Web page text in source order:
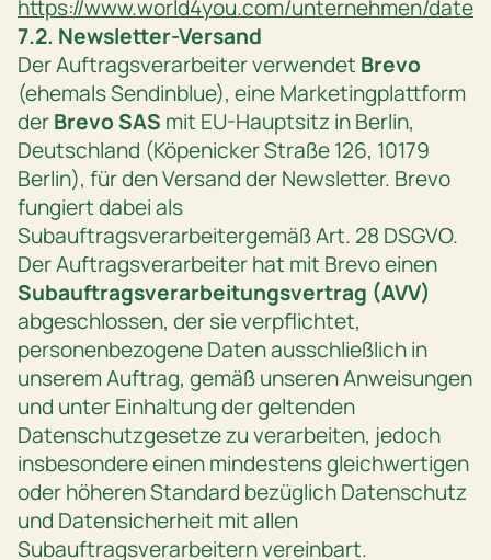
https://www.world4you.com/unternehmen/
7.2. Newsletter-Versand
Der Auftragsverarbeiter verwendet Brevo
(ehemals Sendinblue), eine Marketingplattform
derBrevo SAS mit EU-Hauptsitz in Berlin,
Deutschland (Köpenicker Straße 126, 10179
Berlin), für den Versand der Newsletter. Brevo
fungiert dabei als
Subauftragsverarbeitergemäß Art. 28 DSGVO.
Der Auftragsverarbeiter hat mit Brevo einen
Subauftragsverarbeitungsvertrag (AVV)
abgeschlossen, der sie verpflichtet,
personenbezogene Daten ausschließlich in
unserem Auftrag, gemäß unseren Anweisungen
und unter Einhaltung der geltenden
Datenschutzgesetze zu verarbeiten, jedoch
insbesondere einen mindestens gleichwertigen
oder höheren Standard bezüglich Datenschutz
und Datensicherheit mit allen
Subauftragsverarbeitern vereinbart.